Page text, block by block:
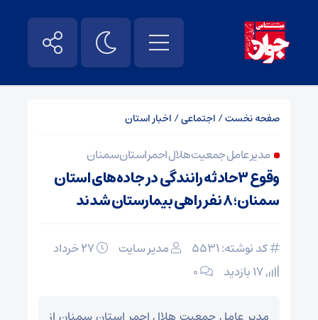
صفحه نخست/ اجتماعی/ اخبار استان
مدیر عامل جمعیت هلال احمر استان سمنان
وقوع ۳حادثه رانندگی در جاده‌های استان
سمنان؛ ۸ نفر راهی بیمارستان شدند
کد نوشته: 5531 مدیر سایت
۰